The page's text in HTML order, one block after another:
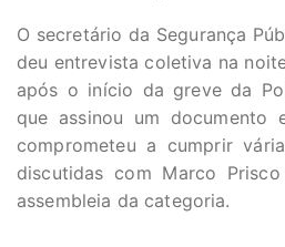
O secretário da Segurança
deu entrevista coletiva na
após o início da greve da
que assinou um documento
comprometeu a cumprir
discutidas com Marco
assembleia da categoria.